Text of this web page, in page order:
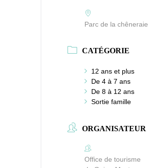
Parc de la chêneraie
CATÉGORIE
12 ans et plus
De 4 à 7 ans
De 8 à 12 ans
Sortie famille
ORGANISATEUR
Office de tourisme